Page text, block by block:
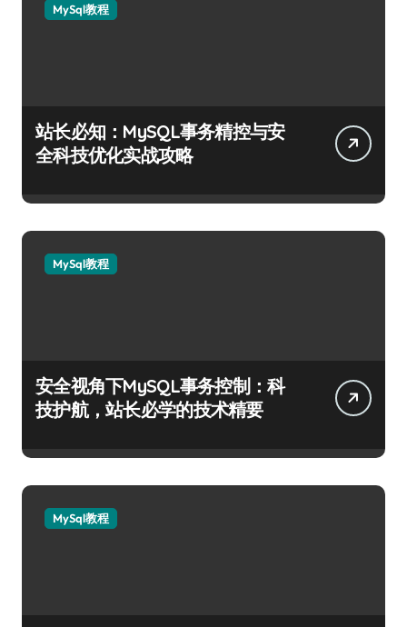
MySql教程
站长必知：MySQL事务精控与安
全科技优化实战攻略
MySql教程
安全视角下MySQL事务控制：科
技护航，站长必学的技术精要
MySql教程